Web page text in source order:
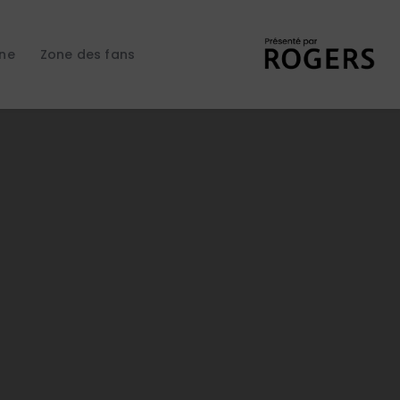
Zone des fans